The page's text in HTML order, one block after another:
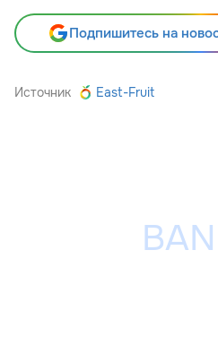
Подпишитесь на
Источник East-Fruit